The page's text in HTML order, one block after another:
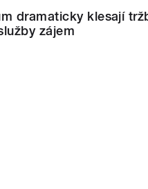
dramaticky klesají
zájem